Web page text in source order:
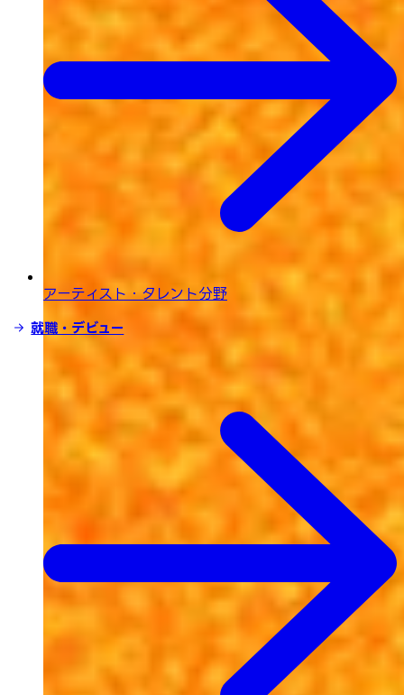
アーティスト・タレント分野
就職・デビュー